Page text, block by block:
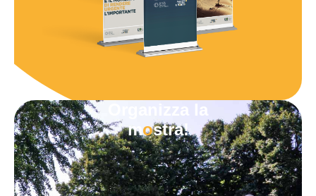
Organizza la
mostra!